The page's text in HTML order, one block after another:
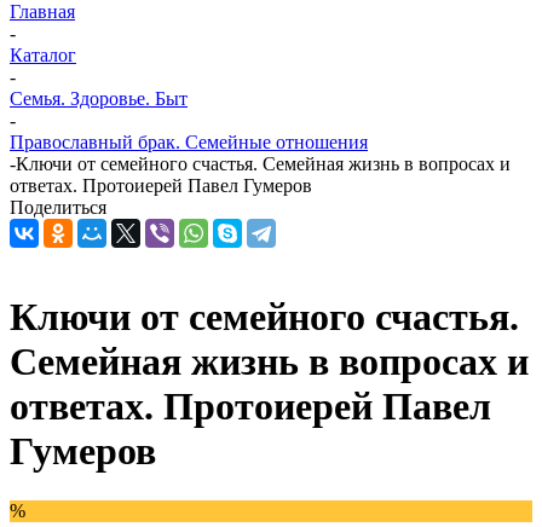
Главная
-
Каталог
-
Семья. Здоровье. Быт
-
Православный брак. Семейные отношения
-Ключи от семейного счастья. Семейная жизнь в вопросах и
ответах. Протоиерей Павел Гумеров
Поделиться
Ключи от семейного счастья.
Семейная жизнь в вопросах и
ответах. Протоиерей Павел
Гумеров
%